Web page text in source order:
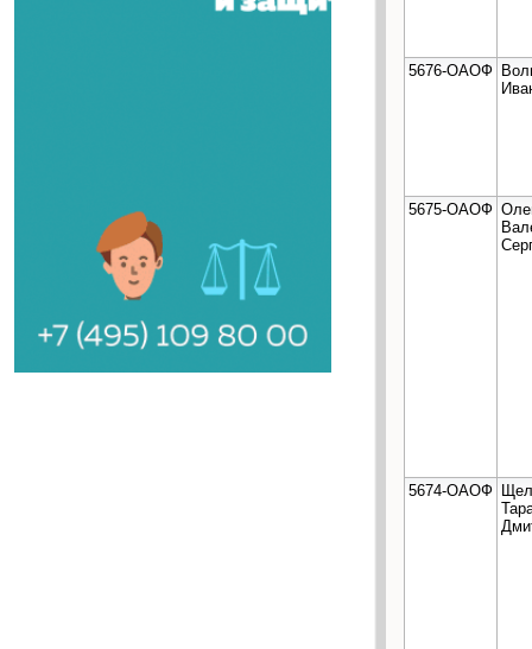
5676-ОАОФ
5675-ОАОФ
5674-ОАОФ